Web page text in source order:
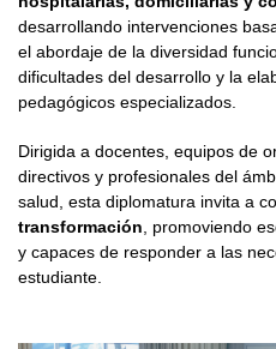
desarrollando intervenciones
el abordaje de la diversidad
dificultades del desarrollo y la
pedagógicos especializados.
Dirigida a docentes, equipos de
directivos y profesionales del
salud, esta diplomatura invita a
transformación , promoviendo
y capaces de responder a las
estudiante.